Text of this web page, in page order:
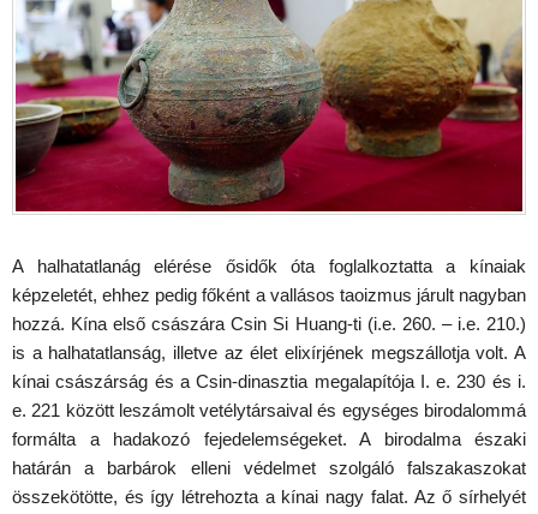
A halhatatlanág elérése ősidők óta foglalkoztatta a kínaiak
képzeletét, ehhez pedig főként a vallásos taoizmus járult nagyban
hozzá. Kína első császára Csin Si Huang-ti (i.e. 260. – i.e. 210.)
is a halhatatlanság, illetve az élet elixírjének megszállotja volt. A
kínai császárság és a Csin-dinasztia megalapítója I. e. 230 és i.
e. 221 között leszámolt vetélytársaival és egységes birodalommá
formálta a hadakozó fejedelemségeket. A birodalma északi
határán a barbárok elleni védelmet szolgáló falszakaszokat
összekötötte, és így létrehozta a kínai nagy falat. Az ő sírhelyét